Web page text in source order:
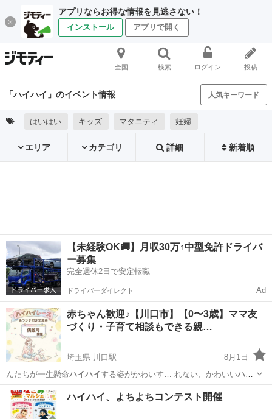
アプリならお得な情報を見逃さない！
インストール アプリで開く
全国 検索 ログイン 投稿
「ハイハイ」のイベント情報 人気キーワード
はいはい キッズ マタニティ 妊婦
エリア カテゴリ 詳細 新着順
【未経験OK🚚】月収30万↑中型免許ドライバ
ー募集
完全週休2日で安定転職
ドライバーダイレクト Ad
赤ちゃん歓迎♪【川口市】【0〜3歳】ママ友
づくり・子育て相談もできる親…
埼玉県 川口駅
8月1日
んたちが一生懸命ハイハイする姿がかわいす… れない、かわいいハイ
ハイ姿をみんなで応援… さい！ レッツ、ハイハイ 〜❣️ 【開…
埼玉 川口市 川口駅 育児
ハイハイ、よちよちコンテスト開催